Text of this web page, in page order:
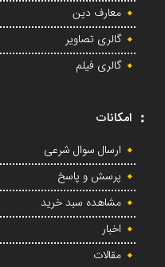
معارف دین
گالری تصاویر
گالری فیلم
امکانات
ارسال سوال شرعی
پرسش و پاسخ
مشاهده سبد خرید
اخبار
مقالات